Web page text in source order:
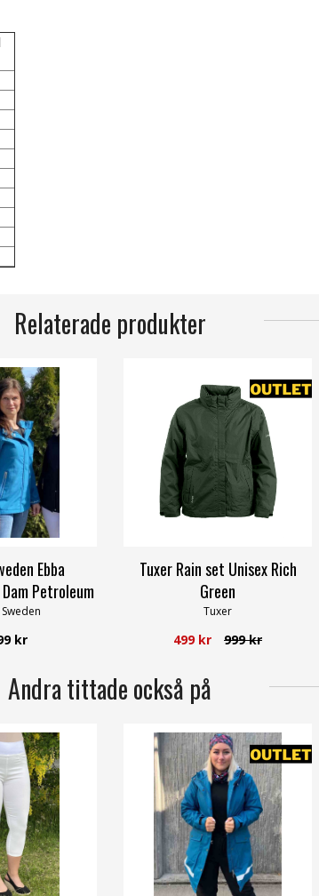
Relaterade produkter
Ebba
Petroleum
kr
Tuxer Rain set Unisex Rich
Green
Tuxer
499 kr 999 kr
Andra tittade också på